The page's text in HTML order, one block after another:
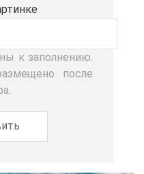
к за­пол­не­нию.
по­сле